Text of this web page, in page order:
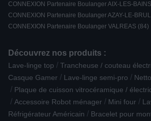
CONNEXION Partenaire Boulanger AIX-LES-
CONNEXION Partenaire Boulanger AZAY-LE-
CONNEXION Partenaire Boulanger VALREAS (84)
Découvrez nos produits :
Lave-linge top / Trancheuse / couteau
Casque Gamer / Lave-linge semi-pro /
/ Plaque de cuisson vitrocéramique /
/ Accessoire Robot ménager / Mini four /
Réfrigérateur Américain / Bracelet pour